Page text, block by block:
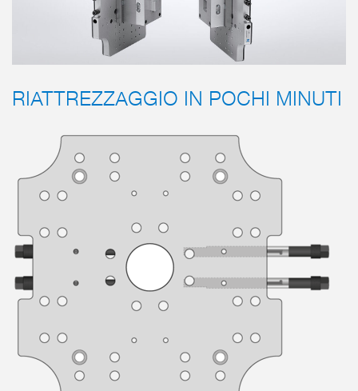
RIATTREZZAGGIO IN POCHI MINUTI